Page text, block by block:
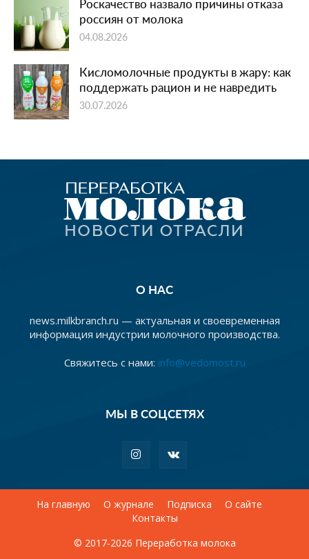
Роскачество назвало причины отказа
россиян от молока
04.08.2026
Кисломолочные продукты в жару: как
поддержать рацион и не навредить
30.07.2026
О НАС
news.milkbranch.ru — актуальная и своевременная
информация индустрии молочного производства.
Свяжитесь с нами: info@vedomost.ru
МЫ В СОЦСЕТЯХ
На главную О журнале Подписка
О сайте
Контакты
© 2017-2026 Переработка молока